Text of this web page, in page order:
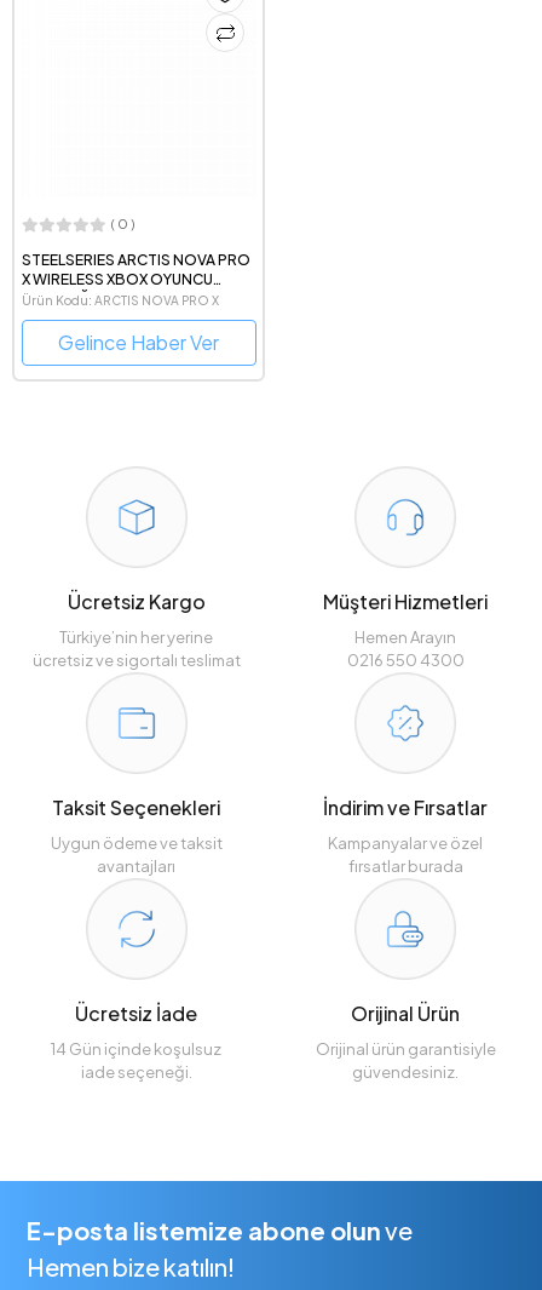
( 0 )
STEELSERIES ARCTIS NOVA PRO
X WIRELESS XBOX OYUNCU
KULAKLIĞI 61521
Ürün Kodu: ARCTIS NOVA PRO X
WIRELESS
Gelince Haber Ver
Ücretsiz Kargo
Türkiye’nin her yerine
ücretsiz ve sigortalı teslimat
Müşteri Hizmetleri
Hemen Arayın
0216 550 4300
Taksit Seçenekleri
Uygun ödeme ve taksit
avantajları
İndirim ve Fırsatlar
Kampanyalar ve özel
fırsatlar burada
Ücretsiz İade
14 Gün içinde koşulsuz
iade seçeneği.
Orijinal Ürün
Orijinal ürün garantisiyle
güvendesiniz.
E-posta listemize abone olunve
Hemen bize katılın!